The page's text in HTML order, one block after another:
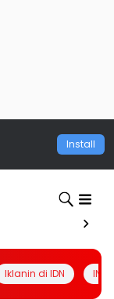
Install
Iklanin di IDN